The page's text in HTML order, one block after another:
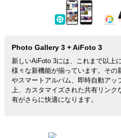
Photo Gallery 3 + AiFoto 3
新しいAiFoto 3には、これまで以上
様々な新機能が揃っています。その
やスマートアルバム、即時自動アッ
上、カスタマイズされた共有リンク
有がさらに快適になります。